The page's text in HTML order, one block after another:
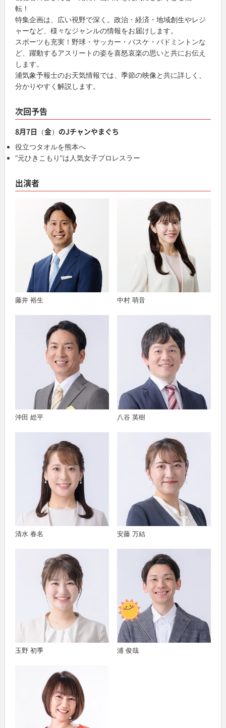
転！
特集企画は、広い視野で深く。政治・経済・地域創生やレジ
ャーなど、様々なジャンルの情報をお届けします。
スポーツも充実！野球・サッカー・バスケ・バドミントンな
ど、躍動するアスリートの姿を喜怒哀楽の思いと共にお伝え
します。
浦気象予報士のお天気情報では、季節の映像と共に詳しく、
分かりやすく解説します。
次回予告
8月7日（金）のJチャンやまぐち
役立つタオルを熊本へ
“元ひきこもり”は人気女子プロレスラー
出演者
藤井 裕生 中村 萌音
沖田 総平 八谷 英樹
清水 春名 安藤 万結
玉野 初季 浦 俊哉